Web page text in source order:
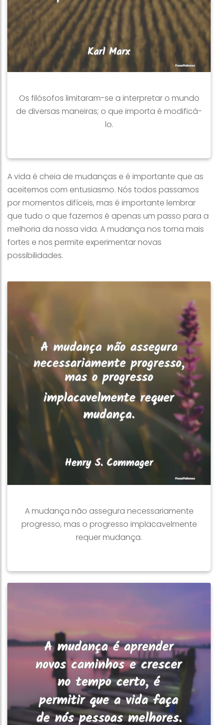
Os filósofos limitaram-se a interpretar o mundo
de diversas maneiras; o que importa é modificá-
lo.
A vida é cheia de mudanças e é importante que as
aceitemos com entusiasmo. Nós todos passamos
por momentos difíceis, mas é importante lembrar
que tudo o que fazemos é apenas um passo para a
melhoria da nossa vida. A mudança nos torna mais
fortes e nos permite experimentar novas
possibilidades.
A mudança não assegura necessariamente
progresso, mas o progresso implacavelmente
requer mudança.